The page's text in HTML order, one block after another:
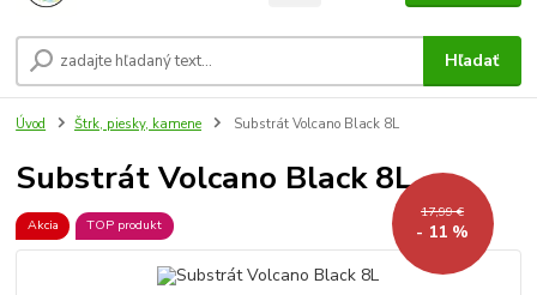
Hľadať
Úvod Štrk, piesky, kamene Substrát Volcano Black 8L
Substrát Volcano Black 8L
Akcia TOP produkt
17,99 €
- 11 %